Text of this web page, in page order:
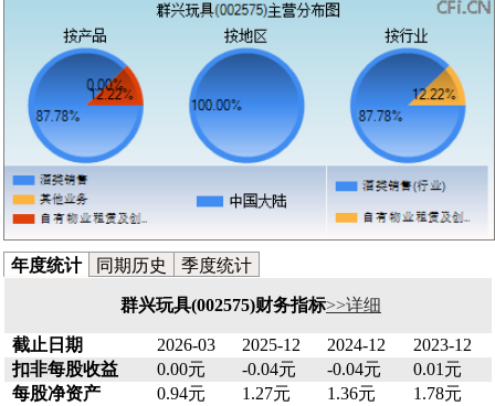
年度统计 同期历史 季度统计
群兴玩具(002575)财务指标>>详细
截止日期 2026-03 2025-12 2024-12
2023-12
扣非每股收益
0.00元 -0.04元 -0.04元
0.01元
每股净资产
0.94元 1.27元 1.36元
1.78元